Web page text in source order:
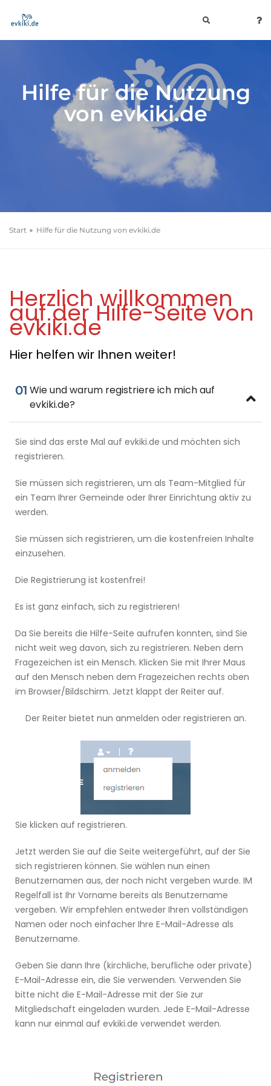
toggle
Hilfe für die Nutzung
von evkiki.de
Start Hilfe für die Nutzung von evkiki.de
Herzlich willkommen
auf der Hilfe-Seite von
evkiki.de
Hier helfen wir Ihnen weiter!
01 Wie und warum registriere ich mich auf
evkiki.de?
Sie sind das erste Mal auf evkiki.de und möchten sich
registrieren.
Sie müssen sich registrieren, um als Team-Mitglied für
ein Team Ihrer Gemeinde oder Ihrer Einrichtung aktiv zu
werden.
Sie müssen sich registrieren, um die kostenfreien Inhalte
einzusehen.
Die Registrierung ist kostenfrei!
Es ist ganz einfach, sich zu registrieren!
Da Sie bereits die Hilfe-Seite aufrufen konnten, sind Sie
nicht weit weg davon, sich zu registrieren. Neben dem
Fragezeichen ist ein Mensch. Klicken Sie mit Ihrer Maus
auf den Mensch neben dem Fragezeichen rechts oben
im Browser/Bildschirm. Jetzt klappt der Reiter auf.
Der Reiter bietet nun anmelden oder registrieren an.
Sie klicken auf registrieren.
Jetzt werden Sie auf die Seite weitergeführt, auf der Sie
sich registrieren können. Sie wählen nun einen
Benutzernamen aus, der noch nicht vergeben wurde. IM
Regelfall ist Ihr Vorname bereits als Benutzername
vergeben. Wir empfehlen entweder Ihren vollständigen
Namen oder noch einfacher Ihre E-Mail-Adresse als
Benutzername.
Geben Sie dann Ihre (kirchliche, berufliche oder private)
E-Mail-Adresse ein, die Sie verwenden. Verwenden Sie
bitte nicht die E-Mail-Adresse mit der Sie zur
Mitgliedschaft eingeladen wurden. Jede E-Mail-Adresse
kann nur einmal auf evkiki.de verwendet werden.